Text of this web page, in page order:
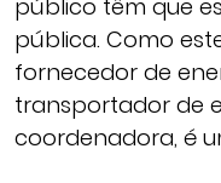
público têm que
pública. Como
fornecedor de
transportador de
coordenadora, é